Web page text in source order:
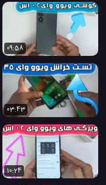
09:58
03:43
10:24